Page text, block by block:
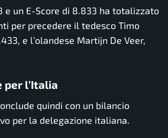
e un E-Score di 8.833 ha totalizzato
per precedere il tedesco Timo
e l’olandese Martijn De Veer,
l’Italia
quindi con un bilancio
per la delegazione italiana.